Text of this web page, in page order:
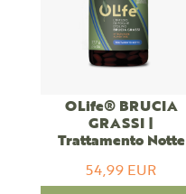
OLife® BRUCIA
GRASSI |
Trattamento Notte
54,99 EUR